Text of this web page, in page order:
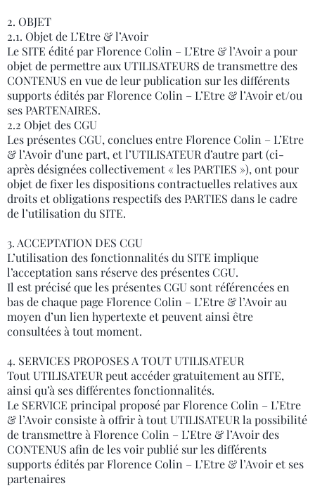
2. OBJET
2.1. Objet de L’Etre & l’Avoir
Le SITE édité par Florence Colin – L’Etre & l’Avoir a pour
objet de permettre aux UTILISATEURS de transmettre des
CONTENUS en vue de leur publication sur les différents
supports édités par Florence Colin – L’Etre & l’Avoir et/ou
ses PARTENAIRES.
2.2 Objet des CGU
Les présentes CGU, conclues entre Florence Colin – L’Etre
& l’Avoir d’une part, et l’UTILISATEUR d’autre part (ci-
après désignées collectivement « les PARTIES »), ont pour
objet de fixer les dispositions contractuelles relatives aux
droits et obligations respectifs des PARTIES dans le cadre
de l’utilisation du SITE.
3. ACCEPTATION DES CGU
L’utilisation des fonctionnalités du SITE implique
l’acceptation sans réserve des présentes CGU.
Il est précisé que les présentes CGU sont référencées en
bas de chaque page Florence Colin – L’Etre & l’Avoir au
moyen d’un lien hypertexte et peuvent ainsi être
consultées à tout moment.
4. SERVICES PROPOSES A TOUT UTILISATEUR
Tout UTILISATEUR peut accéder gratuitement au SITE,
ainsi qu’à ses différentes fonctionnalités.
Le SERVICE principal proposé par Florence Colin – L’Etre
& l’Avoir consiste à offrir à tout UTILISATEUR la possibilité
de transmettre à Florence Colin – L’Etre & l’Avoir des
CONTENUS afin de les voir publié sur les différents
supports édités par Florence Colin – L’Etre & l’Avoir et ses
partenaires